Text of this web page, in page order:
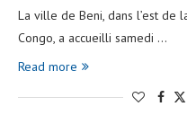
La ville de Beni, dans l’est de
Congo, a accueilli samedi …
Read more